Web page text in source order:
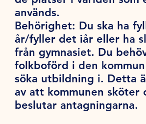
används.
Behörighet: Du ska ha
år/fyller det iår eller ha
från gymnasiet. Du
folkboförd i den
söka utbildning i. Detta
av att kommunen sköter
beslutar antagningarna.